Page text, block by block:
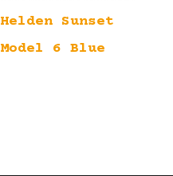
Helden Sunset
Model 6 Blue